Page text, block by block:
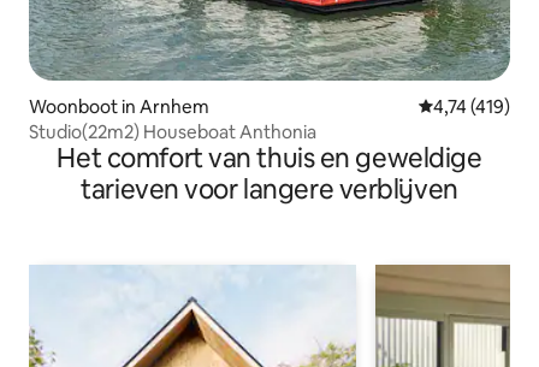
Woonboot in Arnhem Gemiddelde
4,74 (419)
Studio(22m2) Houseboat Anthonia
Het comfort van thuis en geweldige
tarieven voor langere verblijven